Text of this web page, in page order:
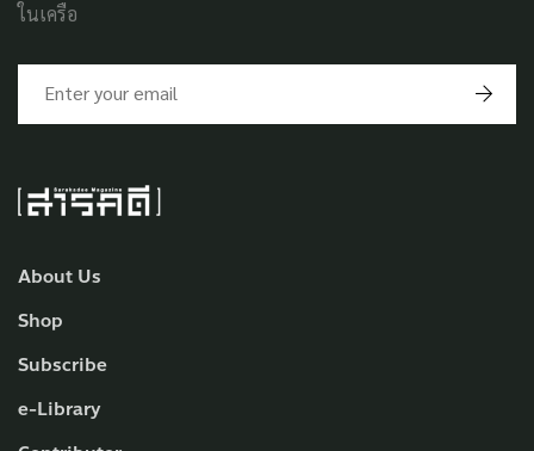
About Us
Shop
Subscribe
e-Library
ในเครือ